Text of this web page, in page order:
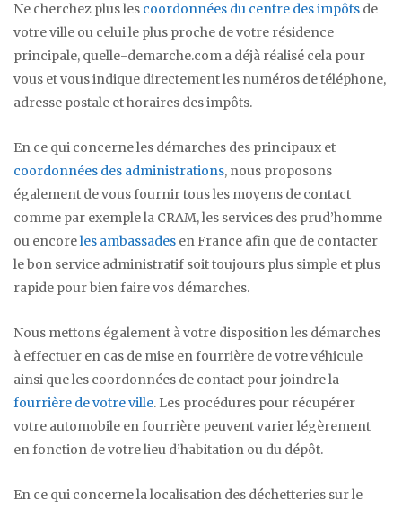
Ne cherchez plus les coordonnées du centre des impôts de
votre ville ou celui le plus proche de votre résidence
principale, quelle-demarche.com a déjà réalisé cela pour
vous et vous indique directement les numéros de téléphone,
adresse postale et horaires des impôts.
En ce qui concerne les démarches des principaux et
coordonnées des administrations, nous proposons
également de vous fournir tous les moyens de contact
comme par exemple la CRAM, les services des prud’homme
ou encoreles ambassades en France afin que de contacter
le bon service administratif soit toujours plus simple et plus
rapide pour bien faire vos démarches.
Nous mettons également à votre disposition les démarches
à effectuer en cas de mise en fourrière de votre véhicule
ainsi que les coordonnées de contact pour joindre la
fourrière de votre ville. Les procédures pour récupérer
votre automobile en fourrière peuvent varier légèrement
en fonction de votre lieu d’habitation ou du dépôt.
En ce qui concerne la localisation des déchetteries sur le